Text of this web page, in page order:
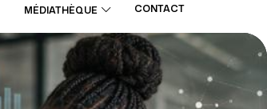
MÉDIATHÈQUE CONTACT